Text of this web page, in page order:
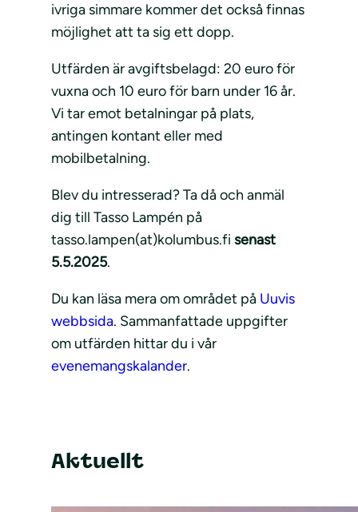
ivriga simmare kommer det också finnas
möjlighet att ta sig ett dopp.
Utfärden är avgiftsbelagd: 20 euro för
vuxna och 10 euro för barn under 16 år.
Vi tar emot betalningar på plats,
antingen kontant eller med
mobilbetalning.
Blev du intresserad? Ta då och anmäl
dig till Tasso Lampén på
tasso.lampen(at)kolumbus.fi senast
5.5.2025.
Du kan läsa mera om området på Uuvis
webbsida. Sammanfattade uppgifter
om utfärden hittar du i vår
evenemangskalander.
Aktuellt